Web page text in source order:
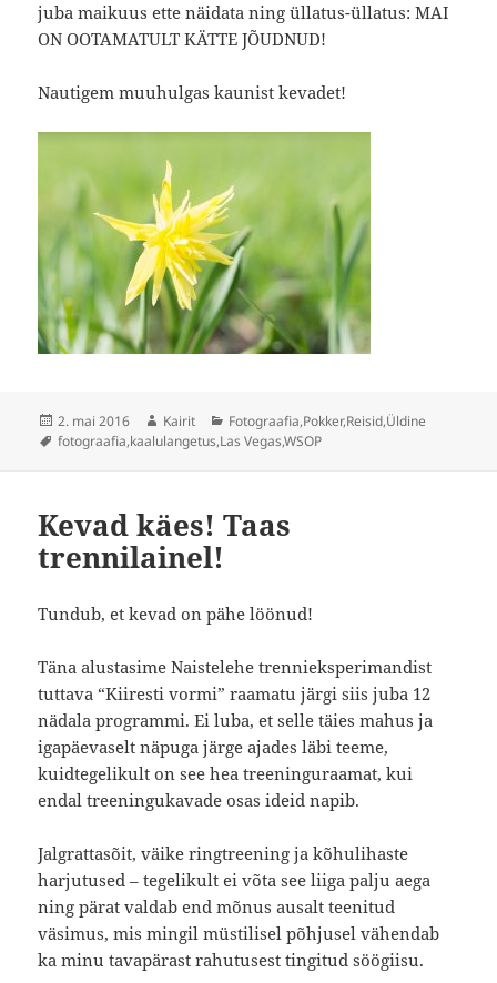
juba maikuus ette näidata ning üllatus-üllatus: MAI
ON OOTAMATULT KÄTTE JÕUDNUD!
Nautigem muuhulgas kaunist kevadet!
Postitatud
2. mai 2016 Autor
Kairit Rubriigid
Fotograafia,Pokker,Reisid,Üldine
Sildid
fotograafia,kaalulangetus,Las Vegas,WSOP
Kevad käes! Taas
trennilainel!
Tundub, et kevad on pähe löönud!
Täna alustasime Naistelehe trennieksperimandist
tuttava “Kiiresti vormi” raamatu järgi siis juba 12
nädala programmi. Ei luba, et selle täies mahus ja
igapäevaselt näpuga järge ajades läbi teeme,
kuidtegelikult on see hea treeninguraamat, kui
endal treeningukavade osas ideid napib.
Jalgrattasõit, väike ringtreening ja kõhulihaste
harjutused – tegelikult ei võta see liiga palju aega
ning pärat valdab end mõnus ausalt teenitud
väsimus, mis mingil müstilisel põhjusel vähendab
ka minu tavapärast rahutusest tingitud söögiisu.